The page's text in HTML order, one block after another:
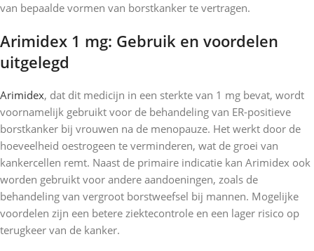
van bepaalde vormen van borstkanker te vertragen.
Arimidex 1 mg: Gebruik en voordelen
uitgelegd
Arimidex, dat dit medicijn in een sterkte van 1 mg bevat, wordt
voornamelijk gebruikt voor de behandeling van ER-positieve
borstkanker bij vrouwen na de menopauze. Het werkt door de
hoeveelheid oestrogeen te verminderen, wat de groei van
kankercellen remt. Naast de primaire indicatie kan Arimidex ook
worden gebruikt voor andere aandoeningen, zoals de
behandeling van vergroot borstweefsel bij mannen. Mogelijke
voordelen zijn een betere ziektecontrole en een lager risico op
terugkeer van de kanker.